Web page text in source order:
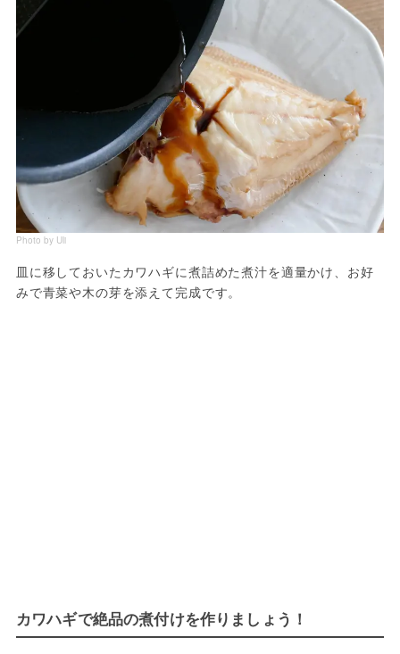
Photo by Uli
皿に移しておいたカワハギに煮詰めた煮汁を適量かけ、お好
みで青菜や木の芽を添えて完成です。
カワハギで絶品の煮付けを作りましょう！